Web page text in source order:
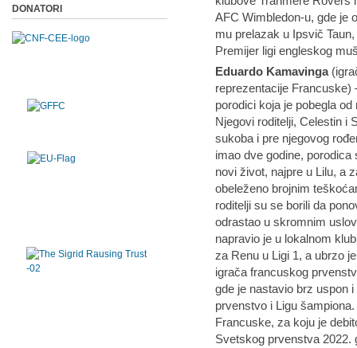
AFC Wimbledon-u, gde je
mu prelazak u Ipsvič
Premijer ligi engleskog
Eduardo Kamavinga
reprezentacije Francuske)
porodici koja je pobegla
Njegovi roditelji, Celestin i
sukoba i pre njegovog
imao dve godine,
novi život, najpre u Lilu, a
obeleženo brojnim
roditelji su se borili da
odrastao u skromnim
napravio je u lokalnom
za Renu u Ligi 1, a ubrzo
igrača francuskog
gde je nastavio brz uspon
prvenstvo i Ligu
Francuske, za koju je
Svetskog prvenstva 2022.
DONATORI